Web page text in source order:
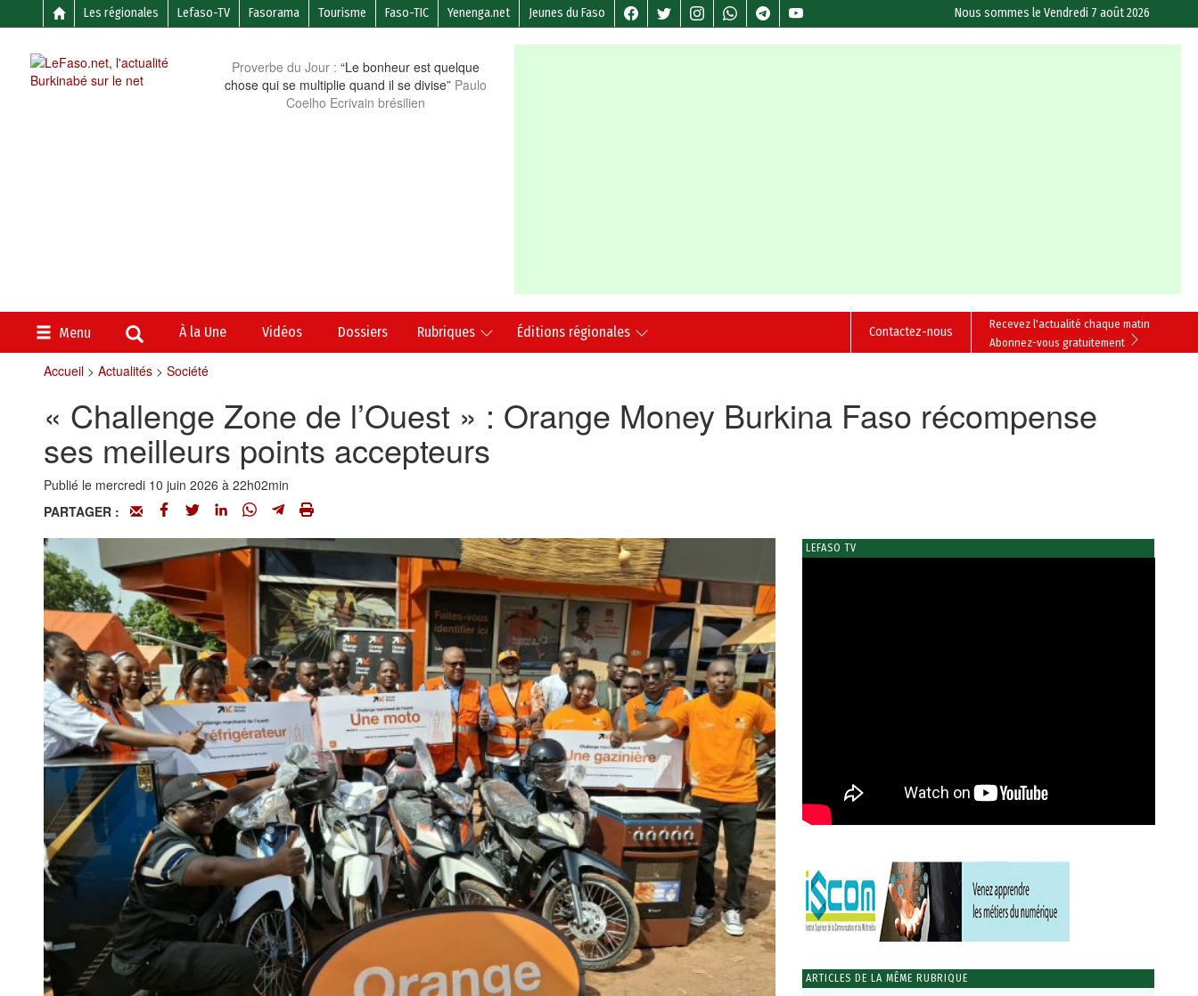
Les régionales Lefaso-TV Fasorama Tourisme Faso-TIC Yenenga.net Jeunes du Faso Nous sommes leVendredi 7 août 2026
Proverbe du Jour : “Le bonheur est quelque
chose qui se multiplie quand il se divise” Paulo
Coelho Ecrivain brésilien
Menu À la Une Vidéos Dossiers Rubriques Éditions régionales
Recevez l'actualité chaque matin
Abonnez-vous gratuitement
Contactez-nous
Accueil> Actualités> Société
« Challenge Zone de l’Ouest » : Orange Money Burkina Faso récompense
ses meilleurs points accepteurs
Publié le mercredi 10 juin 2026 à 22h02min
PARTAGER :
LEFASO TV
ARTICLES DE LA MÊME RUBRIQUE